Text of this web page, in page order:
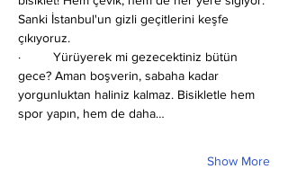
Sanki İstanbul'un gizli geçitlerini keşfe
çıkıyoruz.
·         Yürüyerek mi gezecektiniz bütün
gece? Aman boşverin, sabaha kadar
yorgunluktan haliniz kalmaz. Bisikletle hem
spor yapın, hem de daha…
Show More